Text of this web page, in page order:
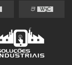
W3C